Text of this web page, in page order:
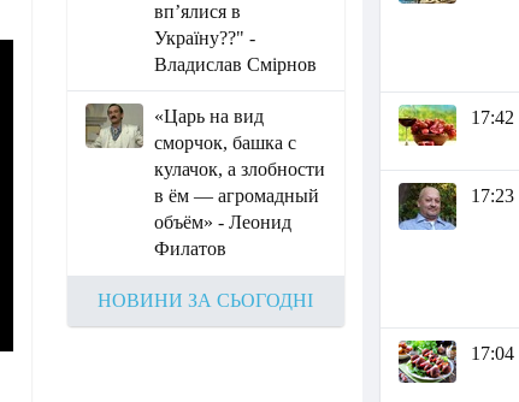
вп’ялися в
Україну??" -
Владислав Смірнов
«Царь на вид
сморчок, башка с
кулачок, а злобности
в ём — агромадный
объём» - Леонид
Филатов
НОВИНИ ЗА СЬОГОДНІ
17:42
17:23
17:04